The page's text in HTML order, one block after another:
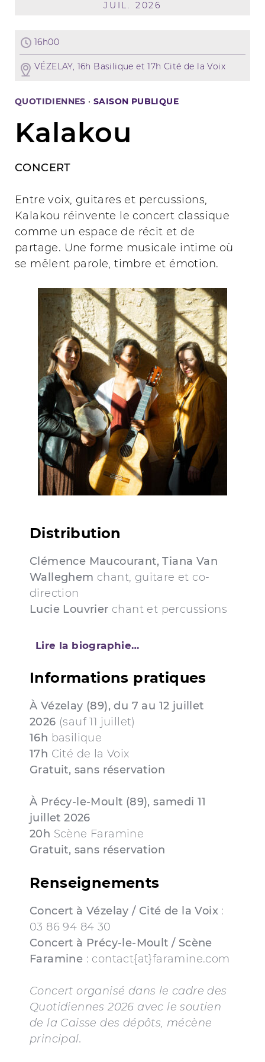
JUIL. 2026
16h00
VÉZELAY, 16h Basilique et 17h Cité de la Voix
QUOTIDIENNES ·SAISON PUBLIQUE
Kalakou
CONCERT
Entre voix, guitares et percussions,
Kalakou réinvente le concert classique
comme un espace de récit et de
partage. Une forme musicale intime où
se mêlent parole, timbre et émotion.
Distribution
Clémence Maucourant, Tiana Van
Walleghem chant, guitare et co-
direction
Lucie Louvrier chant et percussions
Lire la biographie…
Informations pratiques
À Vézelay (89), du 7 au 12 juillet
2026 (sauf 11 juillet)
16h basilique
17h Cité de la Voix
Gratuit, sans réservation
À Précy-le-Moult (89), samedi 11
juillet 2026
20h Scène Faramine
Gratuit, sans réservation
Renseignements
Concert à Vézelay / Cité de la Voix :
03 86 94 84 30
Concert à Précy-le-Moult / Scène
Faramine : contact{at}faramine.com
Concert organisé dans le cadre des
Quotidiennes 2026 avec le soutien
de la Caisse des dépôts, mécène
principal.